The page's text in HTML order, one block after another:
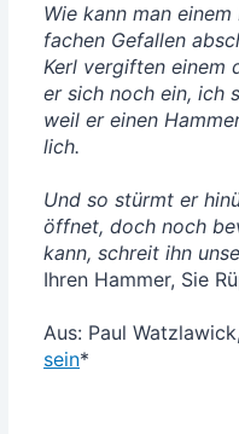
Wie kann man
fa­chen Gefal­len
Kerl ver­gif­ten einem
er sich noch ein, ich
weil er einen
lich.
Und so stürmt er
öff­net, doch noch
kann, schreit ihn
Ihren Ham­mer, Sie
Aus: Paul Watz­la­wick
sein*